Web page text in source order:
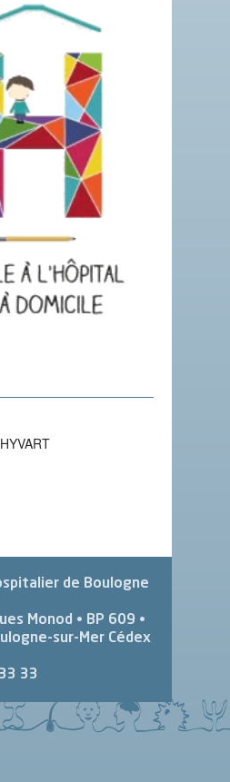
de Boulogne
Monod • BP 609 •
sur-Mer Cédex
33